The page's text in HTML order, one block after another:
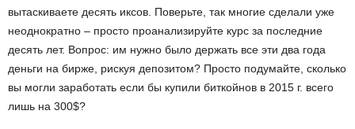
вытаскиваете десять иксов. Поверьте, так многие сделали уже
неоднократно – просто проанализируйте курс за последние
десять лет. Вопрос: им нужно было держать все эти два года
деньги на бирже, рискуя депозитом? Просто подумайте, сколько
вы могли заработать если бы купили биткойнов в 2015 г. всего
лишь на 300$?